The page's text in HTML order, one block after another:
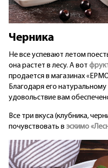
Черника
Не все успевают летом
она растет в лесу. А вот
продается в магазинах
Благодаря его
удовольствие вам
Все три вкуса (клубника,
почувствовать в эскимо